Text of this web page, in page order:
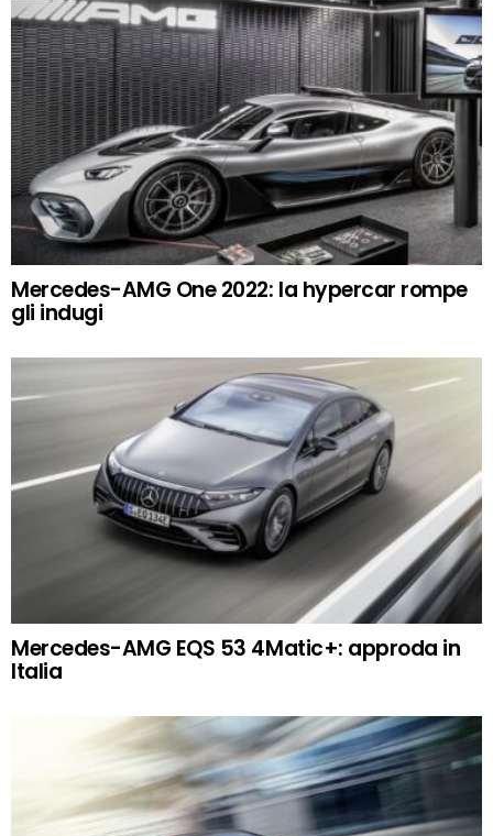
Mercedes-AMG One 2022: la hypercar rompe
gli indugi
Mercedes-AMG EQS 53 4Matic+: approda in
Italia